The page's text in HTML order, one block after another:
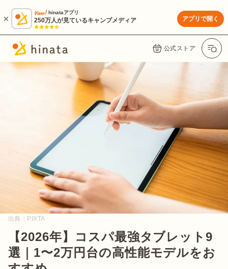
hinataアプリ
250万人が見ているキャンプメディア アプリで開く
公式ストア
出典： PIXTA
【2026年】コスパ最強タブレット9
選｜1〜2万円台の高性能モデルをお